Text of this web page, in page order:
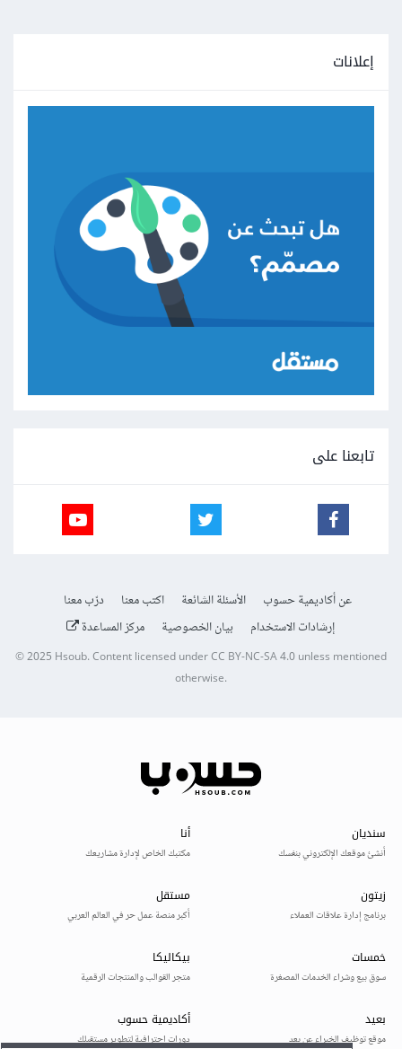
إعلانات
تابعنا على
عن أكاديمية حسوب الأسئلة الشائعة اكتب معنا
درّب معنا
إرشادات الاستخدام
بيان الخصوصية مركز المساعدة
© 2025Hsoub.Content licensed underCC BY-NC-SA 4.0unless mentioned
otherwise.